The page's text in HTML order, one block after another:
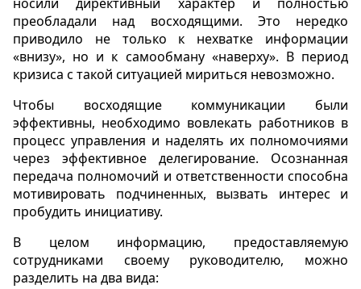
преобладали над восходящими. Это нередко
приводило не только к нехватке информации
«внизу», но и к самообману «наверху». В период
кризиса с такой ситуацией мириться невозможно.
Чтобы восходящие коммуникации были
эффективны, необходимо вовлекать работников в
процесс управления и наделять их полномочиями
через эффективное делегирование. Осознанная
передача полномочий и ответственности способна
мотивировать подчиненных, вызвать интерес и
пробудить инициативу.
В целом информацию, предоставляемую
сотрудниками своему руководителю, можно
разделить на два вида: